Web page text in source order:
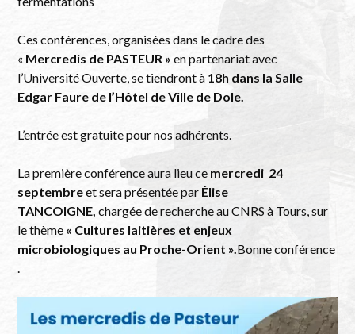
Ces conférences, organisées dans le cadre des
« Mercredis de PASTEUR » en partenariat avec
l’Université Ouverte, se tiendront à 18h dans la Salle
Edgar Faure de l’Hôtel de Ville de Dole.
L’entrée est gratuite pour nos adhérents.
La première conférence aura lieu ce mercredi 24
septembreet sera présentée par Élise
TANCOIGNE, chargée de recherche au CNRS à Tours, sur
le thème « Cultures laitières et enjeux
microbiologiques au Proche-Orient ».Bonne conférence
.